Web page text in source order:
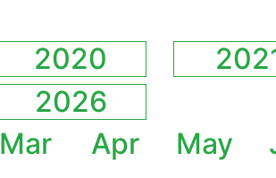
2020
2026
Mar Apr May